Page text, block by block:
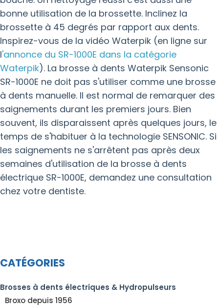
bonne utilisation de la brossette. Inclinez la
brossette à 45 degrés par rapport aux dents.
Inspirez-vous de la vidéo Waterpik (en ligne sur
l'annonce du SR-1000E dans la catégorie
Waterpik). La brosse à dents Waterpik Sensonic
SR-1000E ne doit pas s'utiliser comme une brosse
à dents manuelle. Il est normal de remarquer des
saignements durant les premiers jours. Bien
souvent, ils disparaissent après quelques jours, le
temps de s'habituer à la technologie SENSONIC. Si
les saignements ne s'arrêtent pas après deux
semaines d'utilisation de la brosse à dents
électrique SR-1000E, demandez une consultation
chez votre dentiste.
CATÉGORIES
Brosses à dents électriques & Hydropulseurs
Broxo depuis 1956